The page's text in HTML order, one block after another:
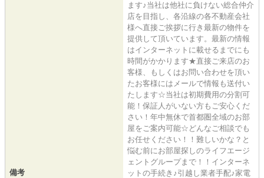
備考
ます♪当社は他社に負けない総合仲介
店を目指し、各沿線の各不動産会社
様へ直接ご挨拶に行き最新の物件を
提供して頂いています。最新の情報
はインターネットに載せるまでにも
時間がかかります★直接ご来店のお
客様、もしくはお問い合わせを頂い
たお客様にはメールで情報も送付い
たします☆当社は初期費用の分割可
能！保証人がいない方もご安心くだ
さい！年中無休で首都圏全域のお部
屋をご案内可能☆どんなご相談でも
お任せください！！難しいかな？と
悩む前にお部屋探しのライフエージ
ェントグループまで！！インターネ
ットの手続き♪引越し業者手配♪家電